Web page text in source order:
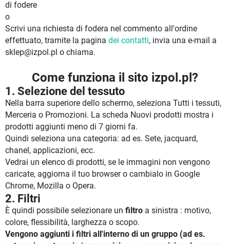
di fodere
o
Scrivi una richiesta di fodera nel commento all'ordine
effettuato, tramite la pagina dei contatti, invia una e-mail a
sklep@izpol.pl o chiama.
Come funziona il sito izpol.pl?
1. Selezione del tessuto
Nella barra superiore dello schermo, seleziona Tutti i tessuti,
Merceria o Promozioni. La scheda Nuovi prodotti mostra i
prodotti aggiunti meno di 7 giorni fa.
Quindi seleziona una categoria: ad es. Sete, jacquard,
chanel, applicazioni, ecc.
Vedrai un elenco di prodotti, se le immagini non vengono
caricate, aggiorna il tuo browser o cambialo in Google
Chrome, Mozilla o Opera.
2. Filtri
È quindi possibile selezionare un filtro a sinistra : motivo,
colore, flessibilità, larghezza o scopo.
Vengono aggiunti i filtri all'interno di un gruppo (ad es.